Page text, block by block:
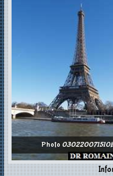
Photo 030220071510b